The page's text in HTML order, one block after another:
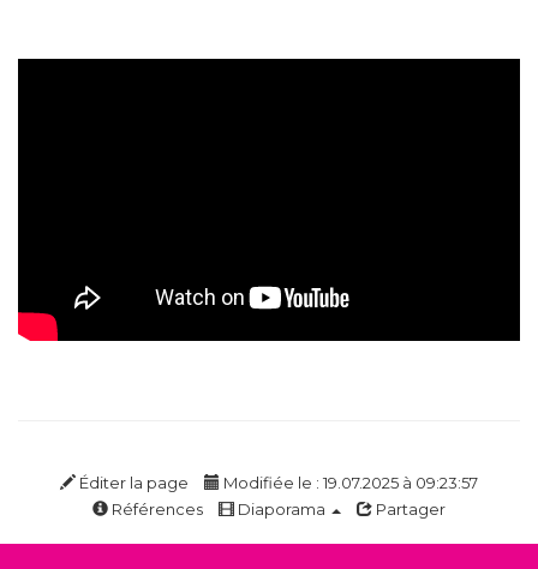
Éditer la page
Modifiée le : 19.07.2025 à 09:23:57
Références
Diaporama Partager